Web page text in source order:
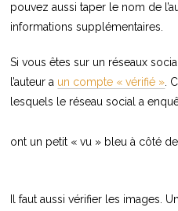
pouvez aussi taper le nom de
informations supplémentaires.
Si vous êtes sur un réseaux
l’auteur a un compte « vérifié ».
lesquels le réseau social a
ont un petit « vu » bleu à côté
Il faut aussi vérifier les images.